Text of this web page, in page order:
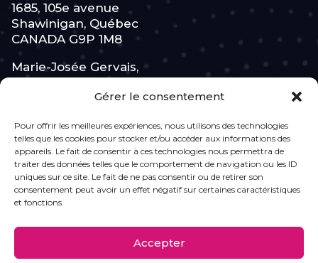
Gérer le consentement
Pour offrir les meilleures expériences, nous utilisons des technologies
telles que les cookies pour stocker et/ou accéder aux informations des
appareils. Le fait de consentir à ces technologies nous permettra de
traiter des données telles que le comportement de navigation ou les ID
uniques sur ce site. Le fait de ne pas consentir ou de retirer son
consentement peut avoir un effet négatif sur certaines caractéristiques
et fonctions.
Accepter
1685, 105e avenue
Shawinigan, Québec
CANADA G9P 1M8
Marie-Josée Gervais,
L’Équipe Féminine
819 531-7110
info@lesroses.ca
ABONNEZ-VOUS